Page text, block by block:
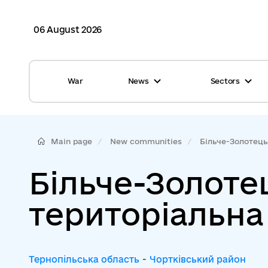
06 August 2026
War News
Glossary
Calendar
Tag Cloud
Sectors
Healthcare
ASC
Waste management
Main page New communities Більче-
Більче-
Тернопільська область - Чортківський район